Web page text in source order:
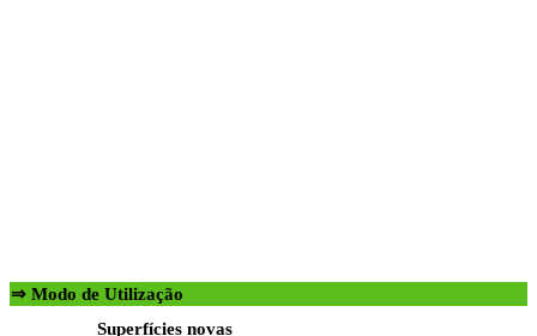
⇒ Modo de Utilização
Superfícies novas